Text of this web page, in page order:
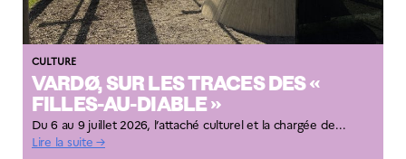
CULTURE
VARDØ, SUR LES TRACES DES «
FILLES-AU-DIABLE »
Du 6 au 9 juillet 2026, l’attaché culturel et la chargée de...
Lire la suite →